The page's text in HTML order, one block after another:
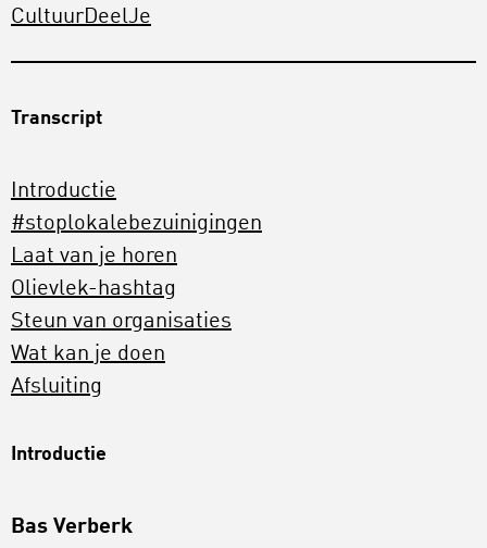
CultuurDeelJe
Transcript
Introductie
#stoplokalebezuinigingen
Laat van je horen
Olievlek-hashtag
Steun van organisaties
Wat kan je doen
Afsluiting
Introductie
Bas Verberk